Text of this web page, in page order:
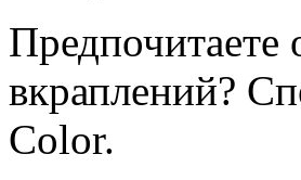
Предпочитаете
вкраплений?
Color.